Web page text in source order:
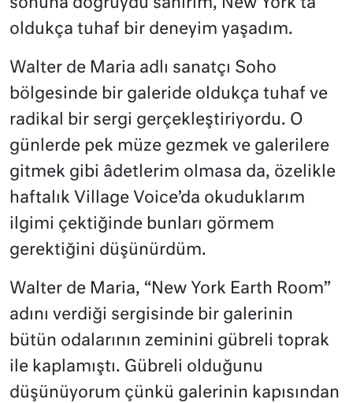
sonuna doğruydu sanırım, New York’ta
oldukça tuhaf bir deneyim yaşadım.
Walter de Maria adlı sanatçı Soho
bölgesinde bir galeride oldukça tuhaf ve
radikal bir sergi gerçekleştiriyordu. O
günlerde pek müze gezmek ve galerilere
gitmek gibi âdetlerim olmasa da, özelikle
haftalık Village Voice’da okuduklarım
ilgimi çektiğinde bunları görmem
gerektiğini düşünürdüm.
Walter de Maria, “New York Earth Room”
adını verdiği sergisinde bir galerinin
bütün odalarının zeminini gübreli toprak
ile kaplamıştı. Gübreli olduğunu
düşünüyorum çünkü galerinin kapısından